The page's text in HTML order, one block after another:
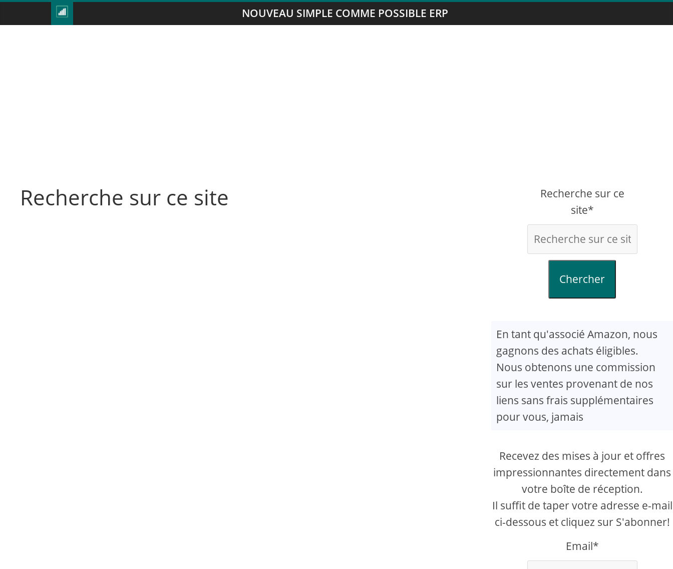
NOUVEAU SIMPLE COMME POSSIBLE ERP
Recherche sur ce site
Recherche sur ce
site*
Chercher
En tant qu'associé Amazon, nous
gagnons des achats éligibles.
Nous obtenons une commission
sur les ventes provenant de nos
liens sans frais supplémentaires
pour vous, jamais
Recevez des mises à jour et offres
impressionnantes directement dans
votre boîte de réception.
Il suffit de taper votre adresse e-mail
ci-dessous et cliquez sur S'abonner!
Email*